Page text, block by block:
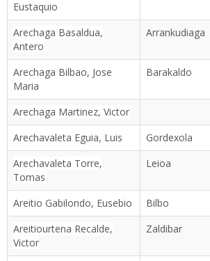
Eustaquio
Arechaga Basaldua,
Antero
Arrankudiaga
Arechaga Bilbao, Jose
Maria
Barakaldo
Arechaga Martinez, Victor
Arechavaleta Eguia, Luis
Gordexola
Arechavaleta Torre,
Tomas
Leioa
Areitio Gabilondo, Eusebio Bilbo
Areitiourtena Recalde,
Victor
Zaldibar